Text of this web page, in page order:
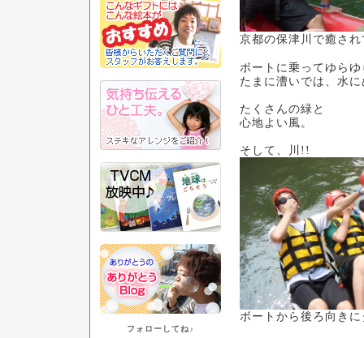
フォローしてね♪
京都の保津川で癒さ
ボートに乗ってゆらゆ
たまに漕いでは、水
たくさんの緑と
心地よい風。
そして、川!!
ボートから後ろ向き